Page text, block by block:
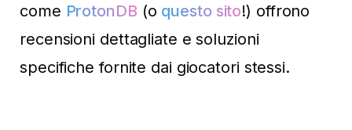
come ProtonDB (o questo sito!) offrono
recensioni dettagliate e soluzioni
specifiche fornite dai giocatori stessi.